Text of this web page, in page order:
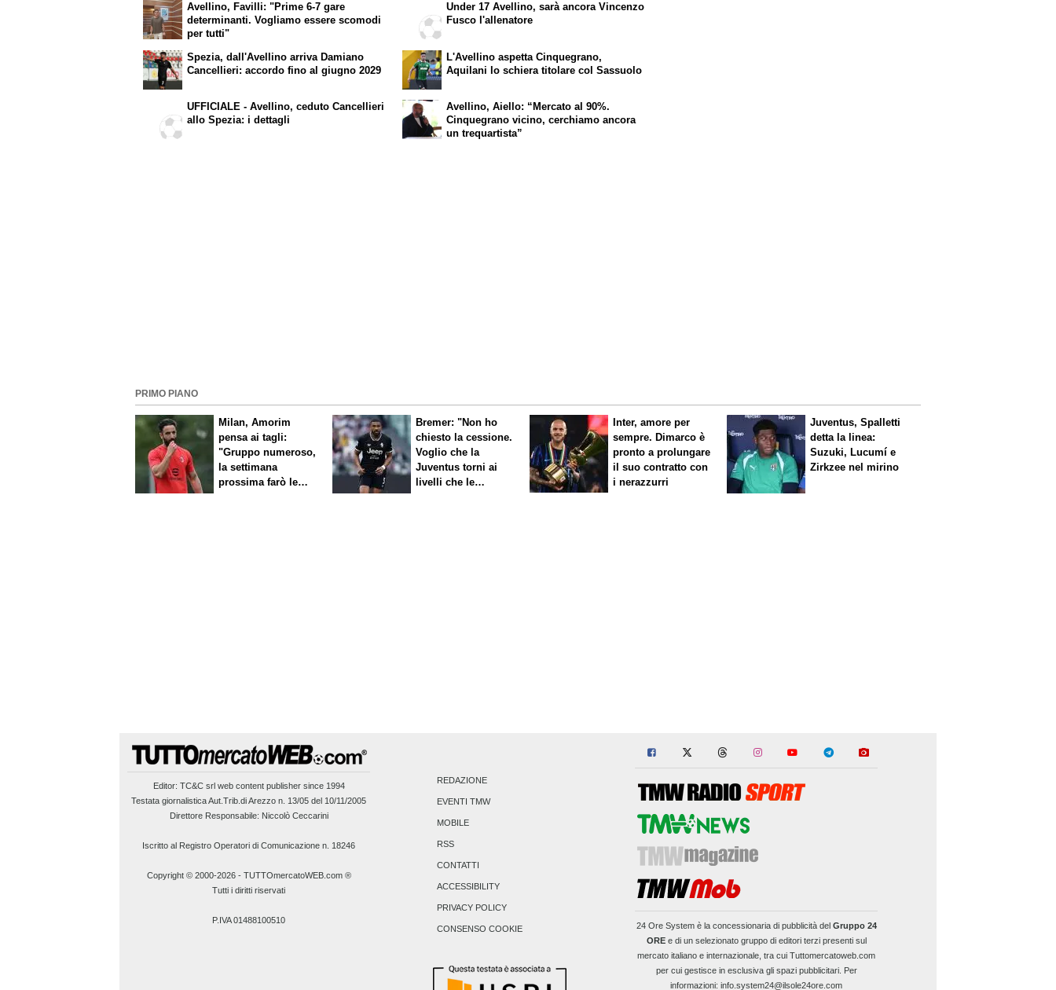
Avellino, Favilli: "Prime 6-7 gare
determinanti. Vogliamo essere scomodi
per tutti"
Under 17 Avellino, sarà ancora Vincenzo
Fusco l'allenatore
Spezia, dall'Avellino arriva Damiano
Cancellieri: accordo fino al giugno 2029
UFFICIALE - Avellino, ceduto Cancellieri
allo Spezia: i dettagli
L'Avellino aspetta Cinquegrano,
Aquilani lo schiera titolare col Sassuolo
Avellino, Aiello: “Mercato al 90%.
Cinquegrano vicino, cerchiamo ancora
un trequartista”
PRIMO PIANO
Milan, Amorim
pensa ai tagli:
"Gruppo numeroso,
la settimana
prossima farò le
Bremer: "Non ho
chiesto la cessione.
Voglio che la
Juventus torni ai
livelli che le
Inter, amore per
sempre. Dimarco è
pronto a prolungare
il suo contratto con
i nerazzurri
Juventus, Spalletti
detta la linea:
Suzuki, Lucumí e
Zirkzee nel mirino
Editor: TC&C srl web content publisher since 1994
Testata giornalistica Aut.Trib.di Arezzo n. 13/05 del 10/11/2005
Direttore Responsabile: Niccolò Ceccarini
Iscritto al Registro Operatori di Comunicazione n. 18246
Copyright © 2000-2026- TUTTOmercatoWEB.com ®
Tutti i diritti riservati
P.IVA 01488100510
REDAZIONE
EVENTI TMW
MOBILE
RSS
CONTATTI
ACCESSIBILITY
PRIVACY POLICY
CONSENSO COOKIE 24 Ore Systemè la concessionaria di pubblicità del Gruppo 24
OREe di un selezionato gruppo di editori terzi presenti sul
mercato italiano e internazionale, tra cui Tuttomercatoweb.com
per cui gestisce in esclusiva gli spazi pubblicitari. Per
informazioni: info.system24@ilsole24ore.com